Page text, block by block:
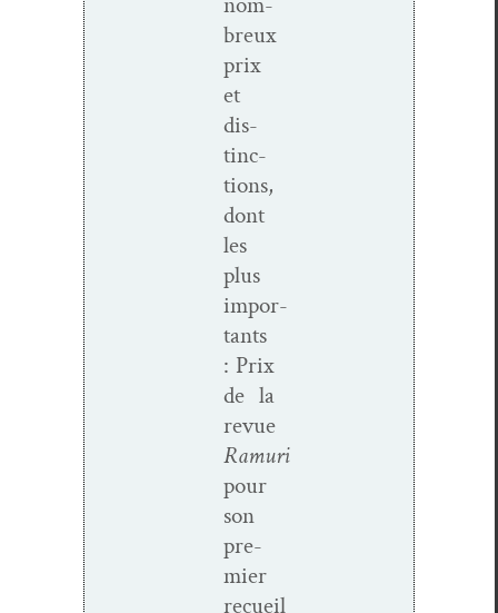
breux
prix
et
dis­
tinc­
tions,
dont
les
plus
impor­
tants
: Prix
de la
revue
Ramuri
pour
son
pre­
mier
recueil